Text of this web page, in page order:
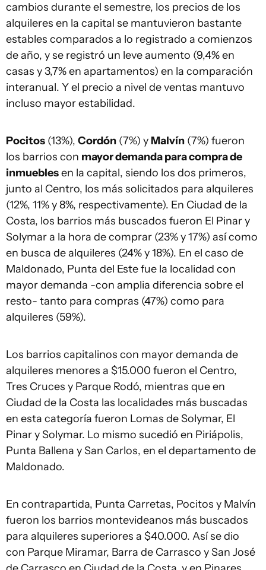
cambios durante el semestre, los precios de los
alquileres en la capital se mantuvieron bastante
estables comparados a lo registrado a comienzos
de año, y se registró un leve aumento (9,4% en
casas y 3,7% en apartamentos) en la comparación
interanual. Y el precio a nivel de ventas mantuvo
incluso mayor estabilidad.
Pocitos (13%), Cordón (7%) y Malvín (7%) fueron
los barrios con mayor demanda para compra de
inmueblesen la capital, siendo los dos primeros,
junto al Centro, los más solicitados para alquileres
(12%, 11% y 8%, respectivamente). En Ciudad de la
Costa, los barrios más buscados fueron El Pinar y
Solymar a la hora de comprar (23% y 17%) así como
en busca de alquileres (24% y 18%). En el caso de
Maldonado, Punta del Este fue la localidad con
mayor demanda -con amplia diferencia sobre el
resto- tanto para compras (47%) como para
alquileres (59%).
Los barrios capitalinos con mayor demanda de
alquileres menores a $15.000 fueron el Centro,
Tres Cruces y Parque Rodó, mientras que en
Ciudad de la Costa las localidades más buscadas
en esta categoría fueron Lomas de Solymar, El
Pinar y Solymar. Lo mismo sucedió en Piriápolis,
Punta Ballena y San Carlos, en el departamento de
Maldonado.
En contrapartida, Punta Carretas, Pocitos y Malvín
fueron los barrios montevideanos más buscados
para alquileres superiores a $40.000. Así se dio
con Parque Miramar, Barra de Carrasco y San José